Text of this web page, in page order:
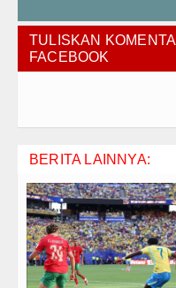
TULISKAN
FACEBOOK
BERITA LAINNYA: